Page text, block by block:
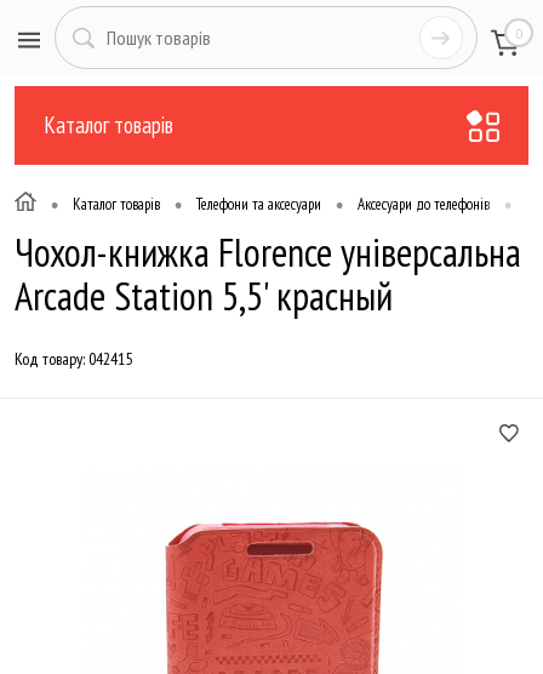
0
Каталог товарів
• Каталог товарів • Телефони та аксесуари • Аксесуари до телефонів •
Чохол-книжка Florence універсальна
Arcade Station 5,5' красный
Код товару:042415